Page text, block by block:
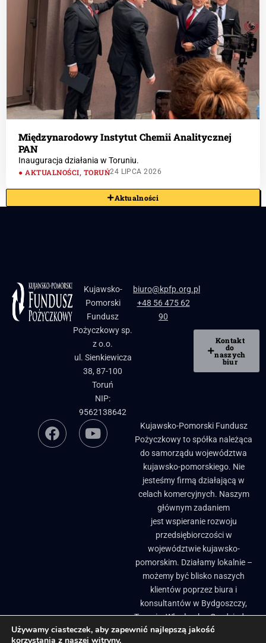
Międzynarodowy Instytut Chemii Analitycznej
PAN
Inauguracja działania w Toruniu.
AKTUALNOŚCI, TORUŃ24 LIPCA 2026
Aktualności
Kujawsko-
Pomorski
Fundusz
Pożyczkowy sp.
z o.o.
ul. Sienkiewicza
38, 87-100
Toruń
NIP:
9562138642
biuro@kpfp.org.pl
+48 56 475 62
90
Kontakt
do
naszych
biur
Kujawsko-Pomorski Fundusz
Pożyczkowy to spółka należąca
do samorządu województwa
kujawsko-pomorskiego. Nie
jesteśmy firmą działającą w
celach komercyjnych. Naszym
głównym zadaniem
jest wspieranie rozwoju
przedsiębiorczości w
województwie kujawsko-
pomorskim. Działamy lokalnie –
możemy być blisko naszych
klientów poprzez biura i
konsultantów w Bydgoszczy,
Toruniu, Włocławku, Grudziądzu
i Brodnicy. ​
Używamy ciasteczek, aby zapewnić najlepszą jakość
korzystania z naszej witryny.